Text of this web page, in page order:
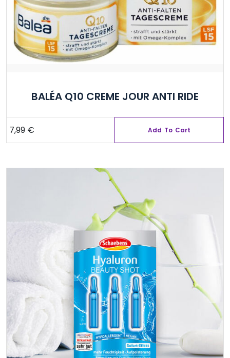
BALÉA Q10 CREME JOUR ANTI RIDE
7,99 € Add To Cart